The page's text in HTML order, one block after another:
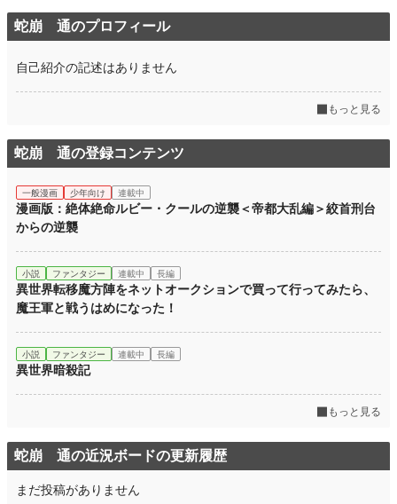
蛇崩 通のプロフィール
自己紹介の記述はありません
もっと見る
蛇崩 通の登録コンテンツ
一般漫画 少年向け 連載中
漫画版：絶体絶命ルビー・クールの逆襲＜帝都大乱編＞絞首刑台
からの逆襲
小説 ファンタジー 連載中 長編
異世界転移魔方陣をネットオークションで買って行ってみたら、
魔王軍と戦うはめになった！
小説 ファンタジー 連載中 長編
異世界暗殺記
もっと見る
蛇崩 通の近況ボードの更新履歴
まだ投稿がありません